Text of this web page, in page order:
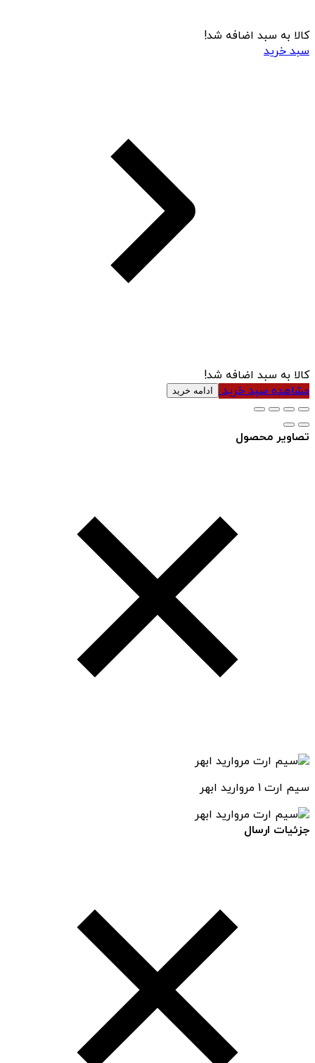
کالا به سبد اضافه شد!
سبد خرید
کالا به سبد اضافه شد!
مشاهده سبد خرید ادامه خرید
تصاویر محصول
سیم ارت 1 مروارید ابهر
جزئیات ارسال